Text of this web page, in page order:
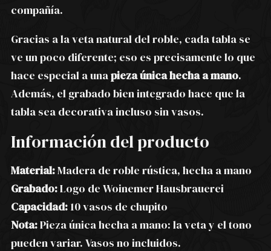
compañía.
Gracias a la veta natural del roble, cada tabla se
ve un poco diferente; eso es precisamente lo que
hace especial a unapieza única hecha a mano.
Además, el grabado bien integrado hace que la
tabla sea decorativa incluso sin vasos.
Información del producto
Material:Madera de roble rústica, hecha a mano
Grabado:Logo de Woinemer Hausbrauerei
Capacidad:10 vasos de chupito
Nota:Pieza única hecha a mano: la veta y el tono
pueden variar. Vasos no incluidos.